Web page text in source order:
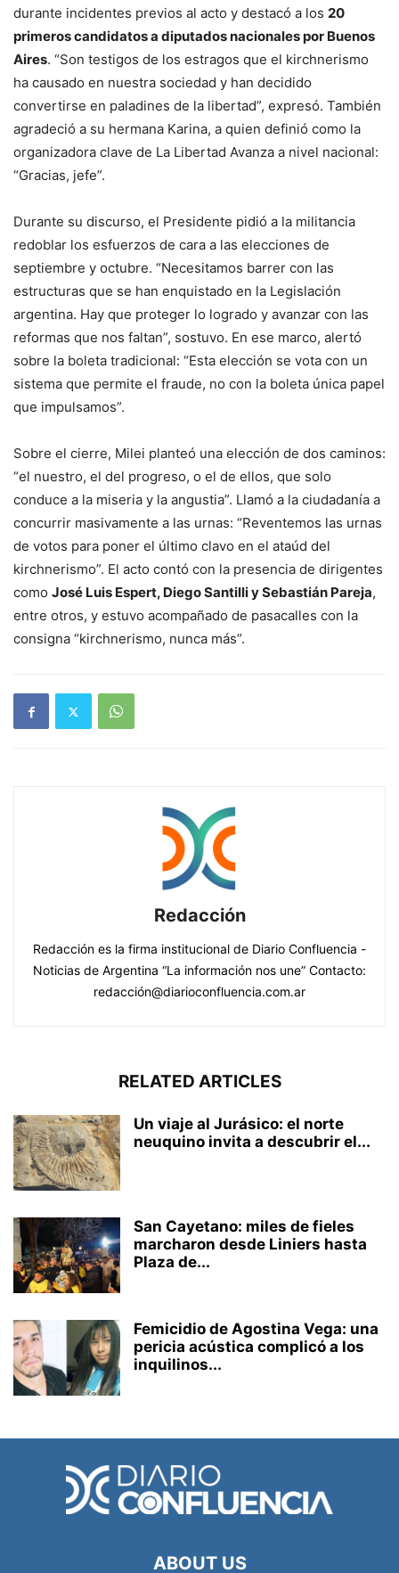
durante incidentes previos al acto y destacó a los 20
primeros candidatos a diputados nacionales por Buenos
Aires. “Son testigos de los estragos que el kirchnerismo
ha causado en nuestra sociedad y han decidido
convertirse en paladines de la libertad”, expresó. También
agradeció a su hermana Karina, a quien definió como la
organizadora clave de La Libertad Avanza a nivel nacional:
“Gracias, jefe”.
Durante su discurso, el Presidente pidió a la militancia
redoblar los esfuerzos de cara a las elecciones de
septiembre y octubre. “Necesitamos barrer con las
estructuras que se han enquistado en la Legislación
argentina. Hay que proteger lo logrado y avanzar con las
reformas que nos faltan”, sostuvo. En ese marco, alertó
sobre la boleta tradicional: “Esta elección se vota con un
sistema que permite el fraude, no con la boleta única papel
que impulsamos”.
Sobre el cierre, Milei planteó una elección de dos caminos:
“el nuestro, el del progreso, o el de ellos, que solo
conduce a la miseria y la angustia”. Llamó a la ciudadanía a
concurrir masivamente a las urnas: “Reventemos las urnas
de votos para poner el último clavo en el ataúd del
kirchnerismo”. El acto contó con la presencia de dirigentes
como José Luis Espert, Diego Santilli y Sebastián Pareja,
entre otros, y estuvo acompañado de pasacalles con la
consigna “kirchnerismo, nunca más”.
Redacción
Redacción es la firma institucional de Diario Confluencia -
Noticias de Argentina “La información nos une” Contacto:
redacción@diarioconfluencia.com.ar
RELATED ARTICLES
Un viaje al Jurásico: el norte
neuquino invita a descubrir el...
San Cayetano: miles de fieles
marcharon desde Liniers hasta
Plaza de...
Femicidio de Agostina Vega: una
pericia acústica complicó a los
inquilinos...
ABOUT US